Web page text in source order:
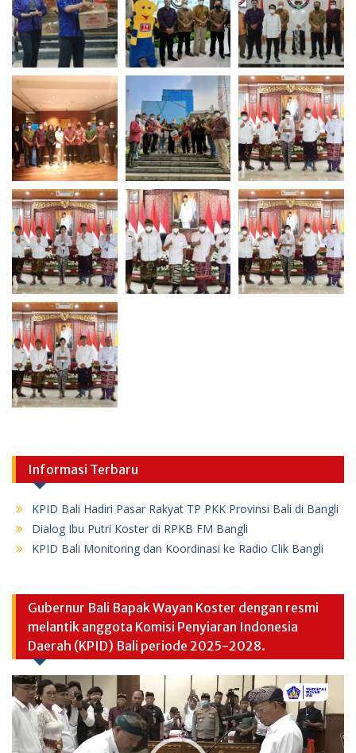
Informasi Terbaru
KPID Bali Hadiri Pasar Rakyat TP PKK Provinsi Bali di Bangli
Dialog Ibu Putri Koster di RPKB FM Bangli
KPID Bali Monitoring dan Koordinasi ke Radio Clik Bangli
Gubernur Bali Bapak Wayan Koster dengan resmi
melantik anggota Komisi Penyiaran Indonesia
Daerah (KPID) Bali periode 2025-2028.
Video
Player